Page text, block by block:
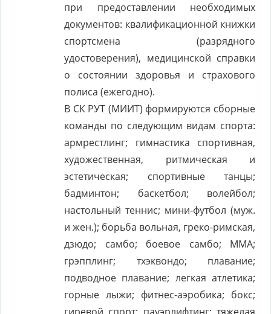
при предоставлении необходимых
документов: квалификационной книжки
спортсмена (разрядного
удостоверения), медицинской справки
о состоянии здоровья и страхового
полиса (ежегодно).
В СК РУТ (МИИТ) формируются сборные
команды по следующим видам спорта:
армрестлинг; гимнастика спортивная,
художественная, ритмическая и
эстетическая; спортивные танцы;
бадминтон; баскетбол; волейбол;
настольный теннис; мини-футбол (муж.
и жен.); борьба вольная, греко-римская,
дзюдо; самбо; боевое самбо; ММА;
грэпплинг; тхэквондо; плавание;
подводное плавание; легкая атлетика;
горные лыжи; фитнес-аэробика; бокс;